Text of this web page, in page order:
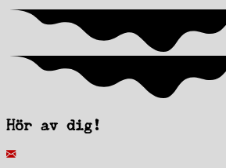
Hör av dig!